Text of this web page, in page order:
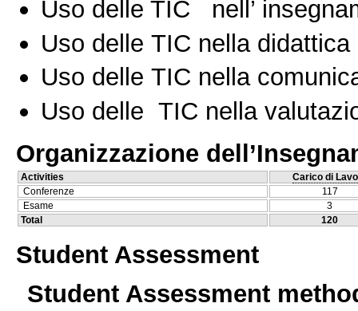
Uso delle TIC nell’
Uso delle TIC nella
Uso delle TIC nella
Uso delle TIC nella
Organizzazione
Activities
Carico di
Conferenze
117
Esame
3
Total
120
Student Assessment
Student Assessment